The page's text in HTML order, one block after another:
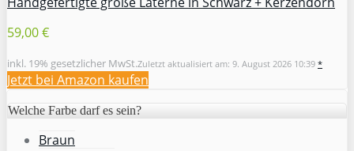
59,00 €
inkl. 19% gesetzlicher MwSt.Zuletzt aktualisiert am: 9. August 2026 10:39 *
Jetzt bei Amazon kaufen
Welche Farbe darf es sein?
Braun